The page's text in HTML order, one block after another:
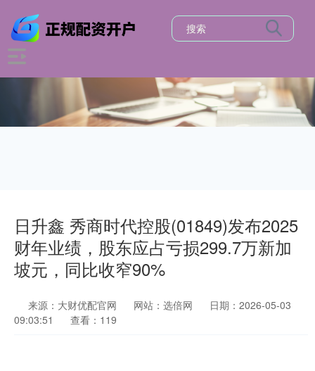
日升鑫 秀商时代控股(01849)发布2025
财年业绩，股东应占亏损299.7万新加
坡元，同比收窄90%
来源：大财优配官网 网站：选倍网
日期：2026-05-03
09:03:51
查看：119